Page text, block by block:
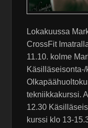
Lokakuussa
CrossFit
11.10. kolme
tekniikkakurssi.
12.30
kurssi klo 13-